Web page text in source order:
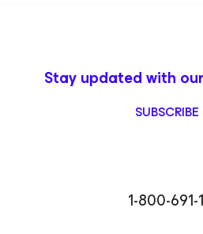
1-800-691-
Stay updated with
SUBSCRIBE